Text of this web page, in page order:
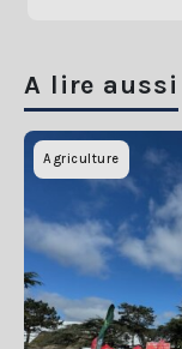
A lire aussi
Agriculture